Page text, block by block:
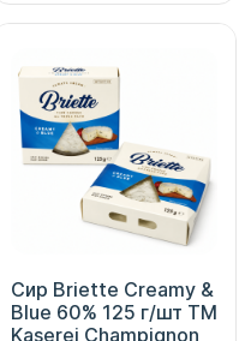
Сир Briette Creamy &
Blue 60% 125 г/шт ТМ
Kaserei Champignon